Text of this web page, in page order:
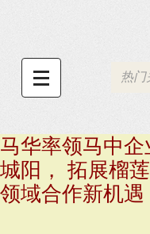
马华率领马中
城阳， 拓展榴
领域合作新机遇